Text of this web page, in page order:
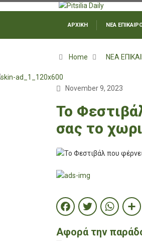
ΑΡΧΙΚΗ ΝΕΑ
Home ΝΕΑ
November 9, 2023
Το
σας το
Facebook
Twitter
Αφορά την